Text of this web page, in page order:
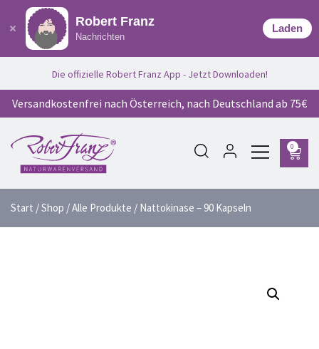
Robert Franz
Nachrichten
Laden
Die offizielle Robert Franz App - Jetzt Downloaden!
Versandkostenfrei nach Österreich, nach Deutschland ab 75€
0
Start /Shop /Alle Produkte / Nattokinase – 90 Kapseln